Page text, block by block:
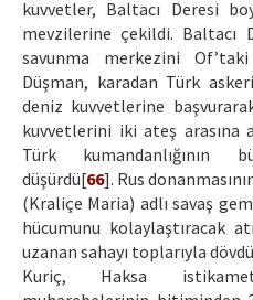
kuvvetler, Baltacı Deresi
mevzilerine çekildi. Baltacı
savunma merkezini
Düşman, karadan Türk
deniz kuvvetlerine
kuvvetlerini iki ateş arasına
Türk kumandanlığının
düşürdü[66]. Rus
(Kraliçe Maria) adlı savaş
hücumunu kolaylaştıracak
uzanan sahayı toplarıyla
Kuriç, Haksa